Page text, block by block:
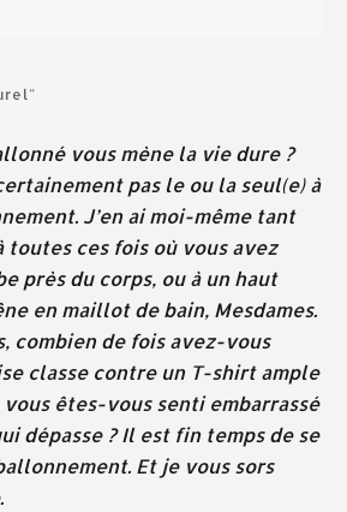
vous mène la vie dure ?
pas le ou la seul(e) à
J’en ai moi-même tant
toutes ces fois où vous avez
près du corps, ou à un haut
en maillot de bain, Mesdames.
combien de fois avez-vous
classe contre un T-shirt ample
vous êtes-vous senti embarrassé
dépasse ? Il est fin temps de se
Et je vous sors